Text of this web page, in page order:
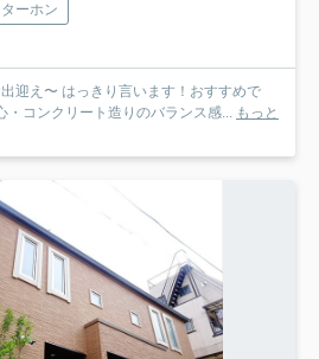
ーホン
迎え〜 はっきり言います！おすすめで
・コンクリート造りのバランス感... もっと